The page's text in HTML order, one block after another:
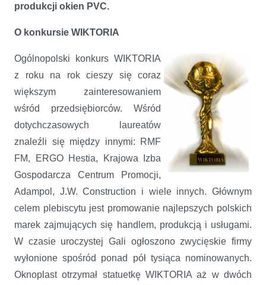
produkcji okien PVC.
O konkursie WIKTORIA
Ogólnopolski konkurs WIKTORIA
z roku na rok cieszy się coraz
większym zainteresowaniem
wśród przedsiębiorców. Wśród
dotychczasowych laureatów
znaleźli się między innymi: RMF
FM, ERGO Hestia, Krajowa Izba
Gospodarcza Centrum Promocji,
Adampol, J.W. Construction i wiele innych. Głównym
celem plebiscytu jest promowanie najlepszych polskich
marek zajmujących się handlem, produkcją i usługami.
W czasie uroczystej Gali ogłoszono zwycięskie firmy
wyłonione spośród ponad pół tysiąca nominowanych.
Oknoplast otrzymał statuetkę WIKTORIA aż w dwóch